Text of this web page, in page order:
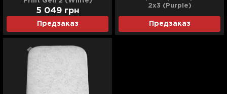
Предзаказ
5 049 грн
2x3 (Purple)
Предзаказ